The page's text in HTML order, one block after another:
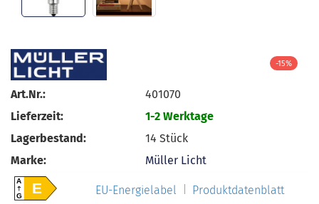
Art.Nr.:
401070
Lieferzeit:
1-2 Werktage
Lagerbestand:
14Stück
Marke:
Müller Licht
A
GE EU-Energielabel Produktdatenblatt
-15%